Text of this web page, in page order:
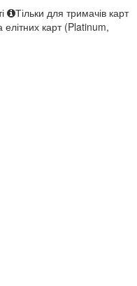
Тільки для тримачів карт
карт (Platinum,